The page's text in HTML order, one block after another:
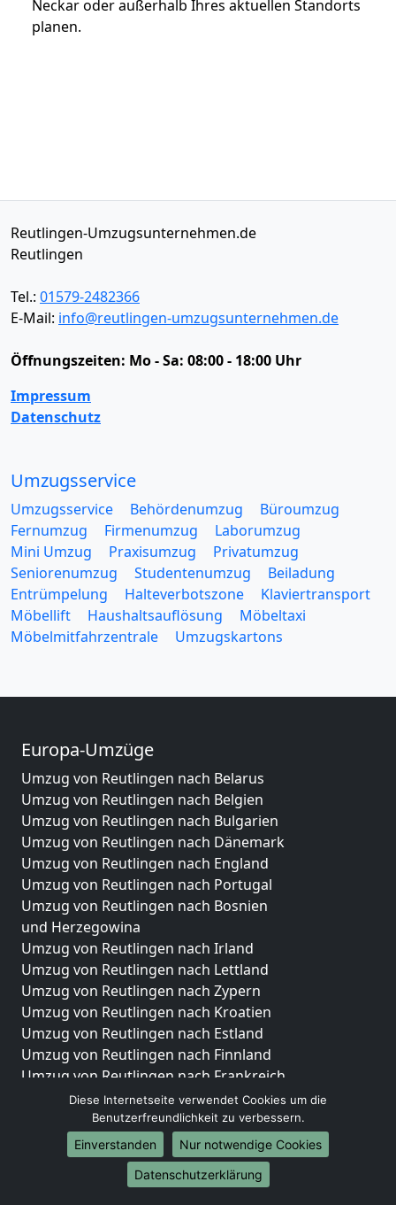
Neckar oder außerhalb Ihres aktuellen Standorts
planen.
Reutlingen-Umzugsunternehmen.de
Reutlingen
Tel.: 01579-2482366
E-Mail: info@reutlingen-umzugsunternehmen.de
Öffnungszeiten: Mo - Sa: 08:00 - 18:00 Uhr
Impressum
Datenschutz
Umzugsservice
Umzugsservice Behördenumzug
Büroumzug
Fernumzug
Firmenumzug
Laborumzug
Mini Umzug
Praxisumzug
Privatumzug
Seniorenumzug
Studentenumzug
Beiladung
Entrümpelung
Halteverbotszone
Klaviertransport
Möbellift
Haushaltsauflösung
Möbeltaxi
Möbelmitfahrzentrale
Umzugskartons
Europa-Umzüge
Umzug von Reutlingen nach Belarus
Umzug von Reutlingen nach Belgien
Umzug von Reutlingen nach Bulgarien
Umzug von Reutlingen nach Dänemark
Umzug von Reutlingen nach England
Umzug von Reutlingen nach Portugal
Umzug von Reutlingen nach Bosnien
und Herzegowina
Umzug von Reutlingen nach Irland
Umzug von Reutlingen nach Lettland
Umzug von Reutlingen nach Zypern
Umzug von Reutlingen nach Kroatien
Umzug von Reutlingen nach Estland
Umzug von Reutlingen nach Finnland
Umzug von Reutlingen nach Frankreich
Umzug von Reutlingen nach Griechenland
Umzug von Reutlingen nach Italien
Umzug von Reutlingen nach Liechtenstein
Umzug von Reutlingen nach Luxemburg
Umzug von Reutlingen nach Niederlande
Diese Internetseite verwendet Cookies um die
Benutzerfreundlichkeit zu verbessern.
Einverstanden
Nur notwendige Cookies
Datenschutzerklärung